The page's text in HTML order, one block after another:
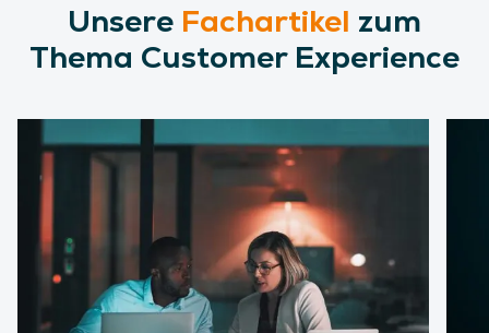
Unsere Fachartikel zum
Thema Customer Experience